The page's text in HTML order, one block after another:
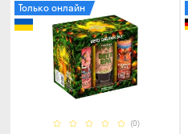
(0)
Только онлайн